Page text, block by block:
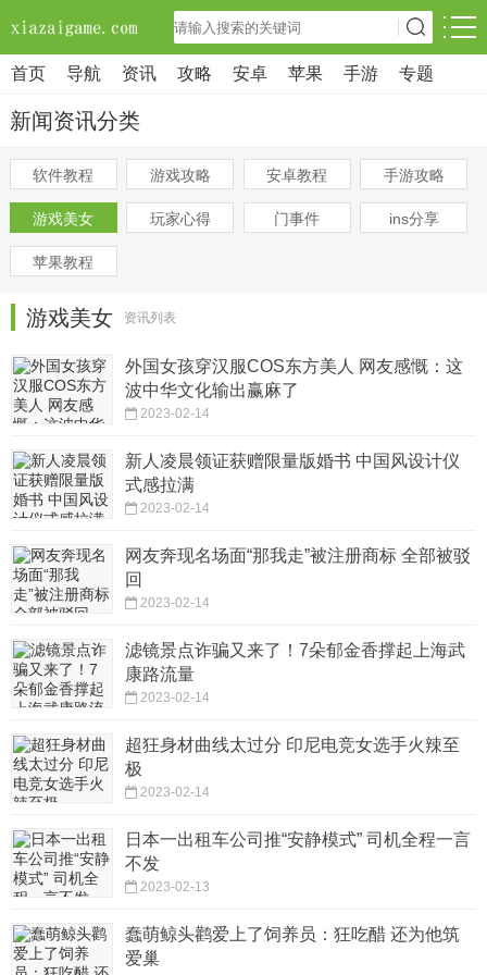
首页 导航 资讯 攻略 安卓 苹果 手游 专题
新闻资讯分类
软件教程 游戏攻略 安卓教程 手游攻略
游戏美女 玩家心得 门事件 ins分享
苹果教程
游戏美女 资讯列表
外国女孩穿汉服COS东方美人 网友感慨：这
波中华文化输出赢麻了
2023-02-14
新人凌晨领证获赠限量版婚书 中国风设计仪
式感拉满
2023-02-14
网友奔现名场面“那我走”被注册商标 全部被驳
回
2023-02-14
滤镜景点诈骗又来了！7朵郁金香撑起上海武
康路流量
2023-02-14
超狂身材曲线太过分 印尼电竞女选手火辣至
极
2023-02-14
日本一出租车公司推“安静模式” 司机全程一言
不发
2023-02-13
蠢萌鲸头鹳爱上了饲养员：狂吃醋 还为他筑
爱巢